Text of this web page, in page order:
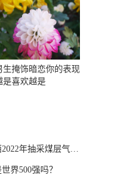
生掩饰暗恋你的表现
是喜欢越是
抽采煤层气近百亿立方
界500强吗？